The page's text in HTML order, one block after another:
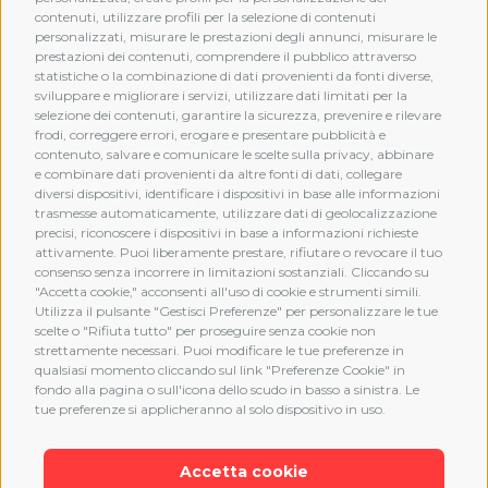
contenuti, utilizzare profili per la selezione di contenuti
personalizzati, misurare le prestazioni degli annunci, misurare le
prestazioni dei contenuti, comprendere il pubblico attraverso
statistiche o la combinazione di dati provenienti da fonti diverse,
sviluppare e migliorare i servizi, utilizzare dati limitati per la
selezione dei contenuti, garantire la sicurezza, prevenire e rilevare
frodi, correggere errori, erogare e presentare pubblicità e
contenuto, salvare e comunicare le scelte sulla privacy, abbinare
e combinare dati provenienti da altre fonti di dati, collegare
diversi dispositivi, identificare i dispositivi in base alle informazioni
trasmesse automaticamente, utilizzare dati di geolocalizzazione
precisi, riconoscere i dispositivi in base a informazioni richieste
attivamente. Puoi liberamente prestare, rifiutare o revocare il tuo
consenso senza incorrere in limitazioni sostanziali. Cliccando su
"Accetta cookie," acconsenti all'uso di cookie e strumenti simili.
Utilizza il pulsante "Gestisci Preferenze" per personalizzare le tue
scelte o "Rifiuta tutto" per proseguire senza cookie non
strettamente necessari. Puoi modificare le tue preferenze in
qualsiasi momento cliccando sul link "Preferenze Cookie" in
fondo alla pagina o sull'icona dello scudo in basso a sinistra. Le
tue preferenze si applicheranno al solo dispositivo in uso.
Accetta cookie
MEMBERSHIP